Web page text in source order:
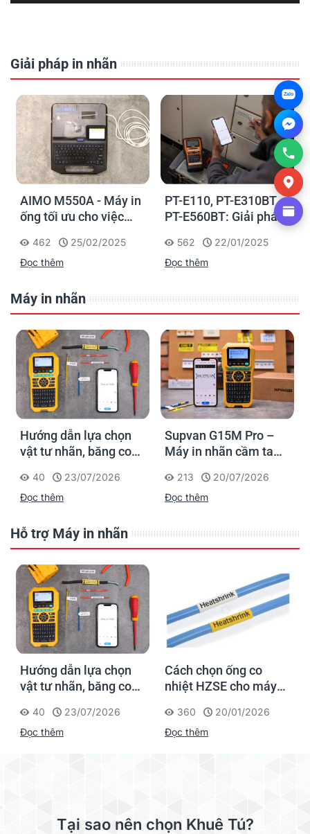
Giải pháp in nhãn
AIMO M550A - Máy in
ống tối ưu cho việc
nhận diện cáp điện,
cáp mạng
462
25/02/2025
Đọc thêm
PT-E110, PT-E310BT,
PT-E560BT: Giải pháp
nghiệp của Brother
562
22/01/2025
Đọc thêm
Máy in nhãn
Hướng dẫn lựa chọn
vật tư nhãn, băng co
Supvan G15M Pro
40
23/07/2026
Đọc thêm
Supvan G15M Pro –
Máy in nhãn cầm tay
dấu một lần, tra cứu
trọn đời công trình
213
20/07/2026
Đọc thêm
Hỗ trợ Máy in nhãn
Hướng dẫn lựa chọn
vật tư nhãn, băng co
Supvan G15M Pro
40
23/07/2026
Đọc thêm
Cách chọn ống co
nhiệt HZSE cho máy in
360
20/01/2026
Đọc thêm
Tại sao nên chọn Khuê Tú?
Zalo